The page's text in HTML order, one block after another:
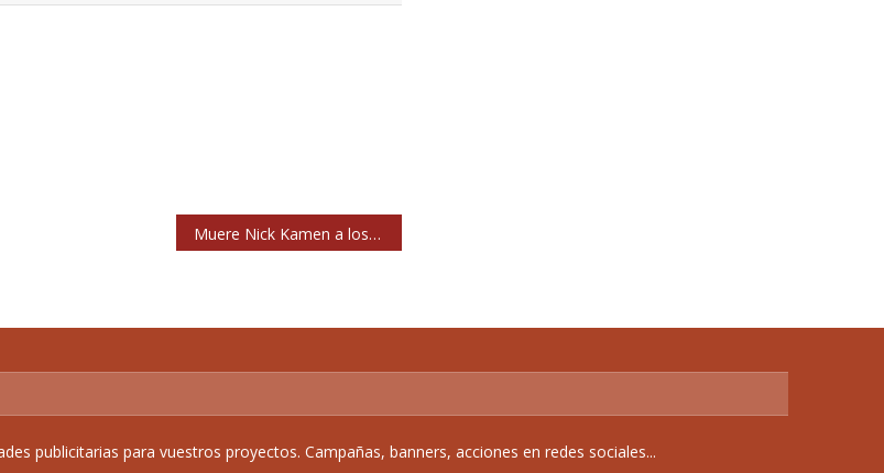
Muere Nick Kamen a los 59 años
publicitarias para vuestros proyectos. Campañas, banners, acciones en redes sociales...